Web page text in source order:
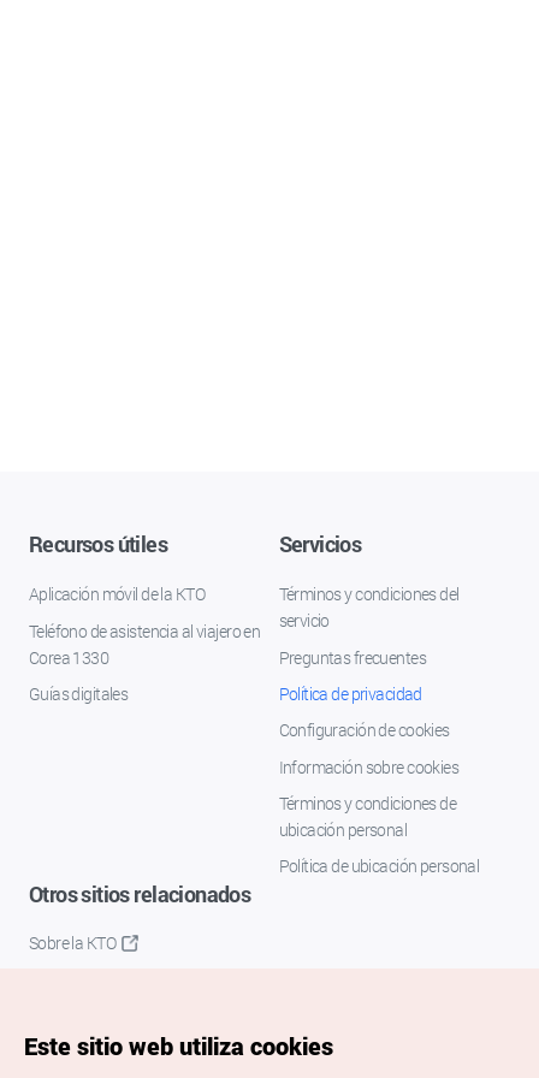
Recursos útiles
Aplicación móvil de la KTO
Teléfono de asistencia al viajero en
Corea 1330
Guías digitales
Servicios
Términos y condiciones del
servicio
Preguntas frecuentes
Política de privacidad
Configuración de cookies
Información sobre cookies
Términos y condiciones de
ubicación personal
Política de ubicación personal
Otros sitios relacionados
Sobre la KTO
Este sitio web utiliza cookies